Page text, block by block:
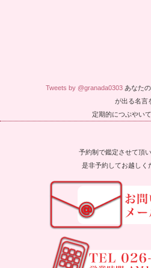
Tweets by @granada0303 あなた
が出る名言
定期的につぶやいて
予約制で鑑定させて頂い
是非予約してお越しく